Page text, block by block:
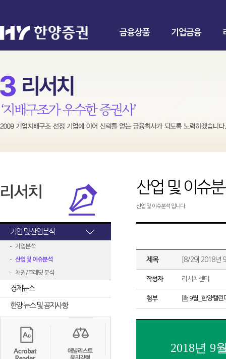
금융상품 기업금융
기업 및 산업분석
기업분석
산업 및 이슈분석
채권/크레딧 분석
경제뉴스
한양 뉴스 및 공지사항
산업 및 이슈
산업 및 이슈분석 입니다.
제목 [8/29] 2018년
작성자 리서치센터
첨부 9월_한양캘린
2018년 9